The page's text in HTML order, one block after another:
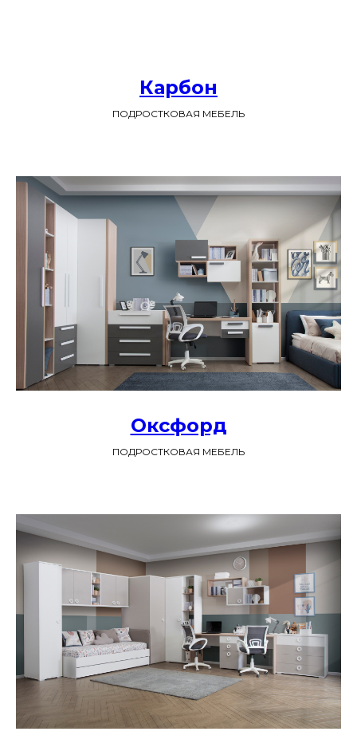
Карбон
ПОДРОСТКОВАЯ МЕБЕЛЬ
Оксфорд
ПОДРОСТКОВАЯ МЕБЕЛЬ